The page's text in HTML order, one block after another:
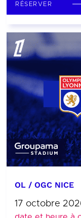
RÉSERVER
OL / OGC NICE
17 octobre